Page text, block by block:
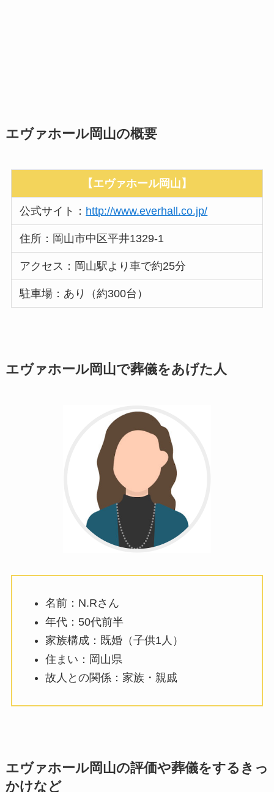
エヴァホール岡山の概要
【エヴァホール岡山】
公式サイト： http://www.everhall.co.jp/
住所：岡山市中区平井1329-1
アクセス：岡山駅より車で約25分
駐車場：あり（約300台）
エヴァホール岡山で葬儀をあげた人
名前：N.Rさん
年代：50代前半
家族構成：既婚（子供1人）
住まい：岡山県
故人との関係：家族・親戚
エヴァホール岡山の評価や葬儀をするきっ
かけなど